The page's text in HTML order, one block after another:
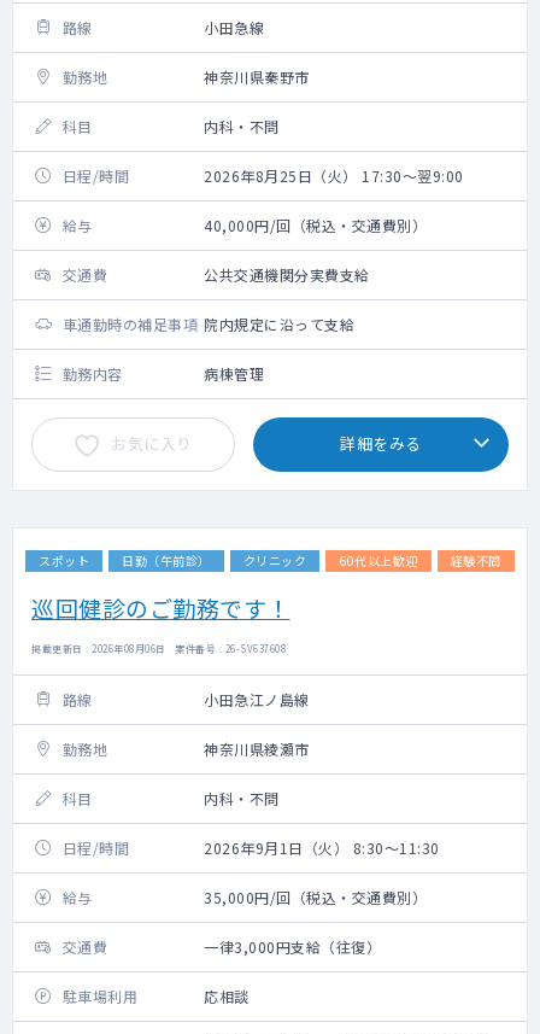
路線 小田急線
勤務地 神奈川県秦野市
科目 内科・不問
日程/時間 2026年8月25日（火） 17:30～翌9:00
給与 40,000円/回（税込・交通費別）
交通費 公共交通機関分実費支給
車通勤時の補足事項 院内規定に沿って支給
勤務内容 病棟管理
お気に入り 詳細をみる
スポット 日勤（午前診） クリニック 60代以上歓迎 経験不問
巡回健診のご勤務です！
掲載更新日 : 2026年08月06日 案件番号 : 26-SV637608
路線 小田急江ノ島線
勤務地 神奈川県綾瀬市
科目 内科・不問
日程/時間 2026年9月1日（火） 8:30～11:30
給与 35,000円/回（税込・交通費別）
交通費 一律3,000円支給（往復）
駐車場利用 応相談